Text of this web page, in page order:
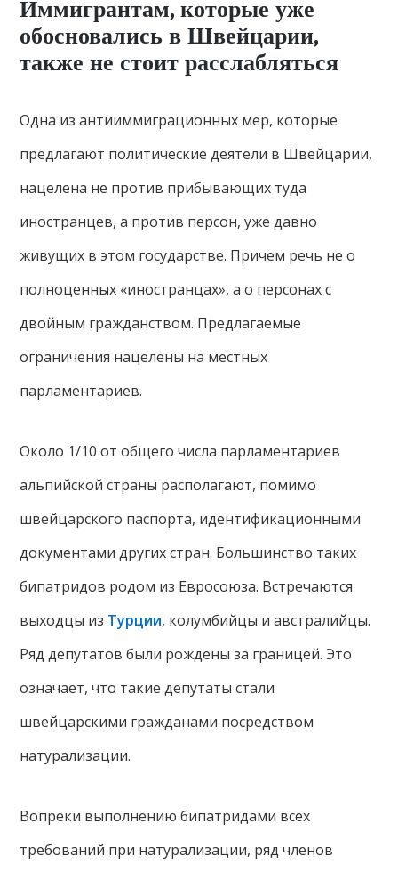
Иммигрантам, которые уже
обосновались в Швейцарии,
также не стоит расслабляться
Одна из антииммиграционных мер, которые
предлагают политические деятели в Швейцарии,
нацелена ​​не против прибывающих туда
иностранцев, а против персон, уже давно
живущих в этом государстве. Причем речь не о
полноценных «иностранцах», а о персонах с
двойным гражданством. Предлагаемые
ограничения нацелены на местных
парламентариев.
Около 1/10 от общего числа парламентариев
альпийской страны располагают, помимо
швейцарского паспорта, идентификационными
документами других стран. Большинство таких
бипатридов родом из Евросоюза. Встречаются
выходцы из Турции, колумбийцы и австралийцы.
Ряд депутатов были рождены за границей. Это
означает, что такие депутаты стали
швейцарскими гражданами посредством
натурализации.
Вопреки выполнению бипатридами всех
требований при натурализации, ряд членов